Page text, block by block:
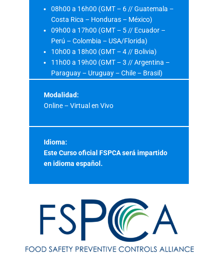
08h00 a 16h00 (GMT – 6 // Guatemala –
Costa Rica – Honduras – México)
09h00 a 17h00 (GMT – 5 // Ecuador –
Perú – Colombia – USA/Florida)
10h00 a 18h00 (GMT – 4 // Bolivia)
11h00 a 19h00 (GMT – 3 // Argentina –
Paraguay – Uruguay – Chile – Brasil)
Modalidad:
Online – Virtual en Vivo
Idioma:
Este Curso oficial FSPCA será impartido
en idioma español.